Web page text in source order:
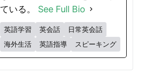
ている。 See Full Bio
英語学習 英会話
日常英会話
海外生活
英語指導 スピーキング